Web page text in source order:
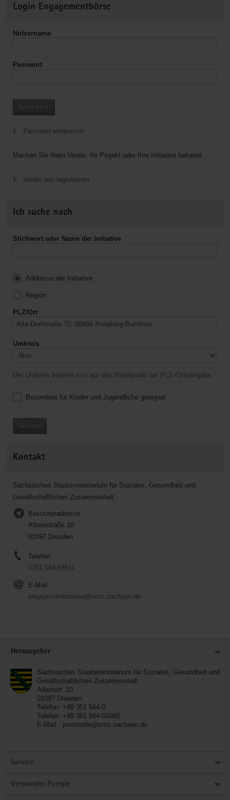
Informationen
Login Engagementbörse
Nutzername
Passwort
Anmelden
Passwort vergessen
Machen Sie Ihren Verein, Ihr Projekt oder Ihre Initiative bekannt.
Verein neu registrieren
Ich suche nach
Stichwort oder Name der Initiative
Addresse der Initiative
Region
PLZ/Ort
Umkreis
Der Umkreis bezieht sich auf den Mittelpunkt der PLZ-/Ortsangabe.
Besonders für Kinder und Jugendliche geeignet
Suchen
Kontakt
Sächsisches Staatsministerium für Soziales, Gesundheit und
Gesellschaftlichen Zusammenhalt
Besucheradresse:
Albertstraße 10
01097 Dresden
Telefon:
0351 564-58611
E-Mail
engagementboerse@sms.sachsen.de
Herausgeber
Sächsisches Staatsministerium für Soziales, Gesundheit und
Gesellschaftlichen Zusammenhalt
Albertstr. 10
01097 Dresden
Telefon: +49 351 564-0
Telefax: +49 351 564-55060
E-Mail:
poststelle@sms.sachsen.de
Service
Verwandte Portale